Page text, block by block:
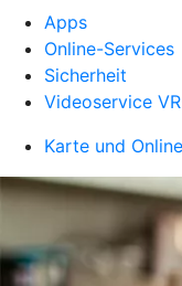
Apps
Online-Services
Sicherheit
Videoservice
Karte und